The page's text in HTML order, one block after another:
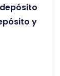
y